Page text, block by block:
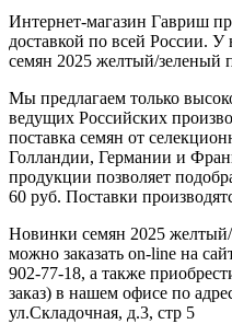
Интернет-магазин Гавриш
доставкой по всей России.
семян 2025 желтый/зеленый
Мы предлагаем только
ведущих Российских
поставка семян от
Голландии, Германии и
продукции позволяет
60 руб. Поставки
Новинки семян 2025
можно заказать on-line на
902-77-18, а также
заказ) в нашем офисе по
ул.Складочная, д.3, стр 5